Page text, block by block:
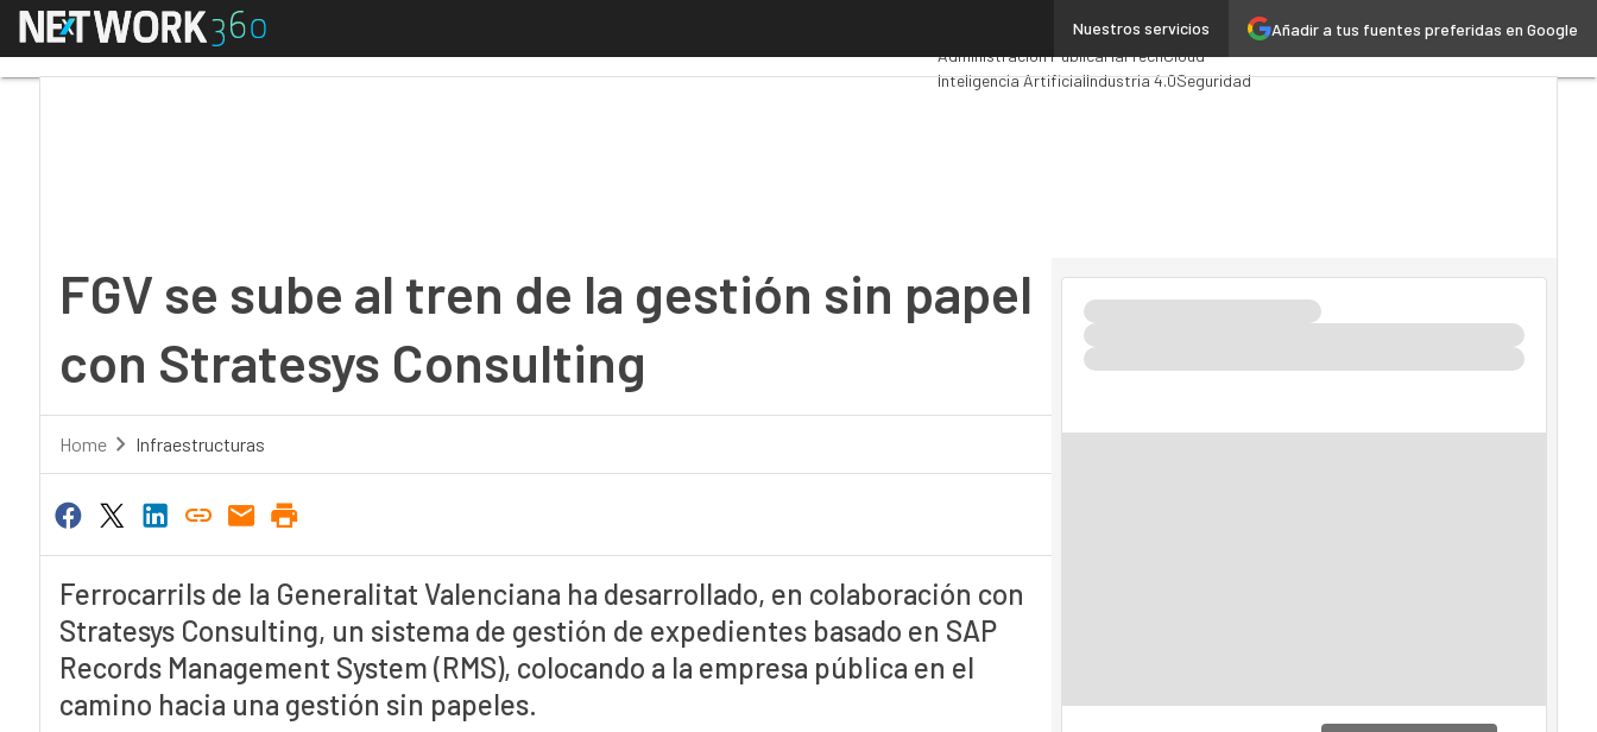
Añadir a tus fuentes preferidas en Google
Nuestros servicios
Menú Premios ComputingAnalytics
Administración PúblicaMarTechCloud
Inteligencia ArtificialIndustria 4.0Seguridad
FGV se sube al tren de la gestión sin papel
con Stratesys Consulting
Home Infraestructuras
Ferrocarrils de la Generalitat Valenciana ha desarrollado, en colaboración con
Stratesys Consulting, un sistema de gestión de expedientes basado en SAP
Records Management System (RMS), colocando a la empresa pública en el
camino hacia una gestión sin papeles.